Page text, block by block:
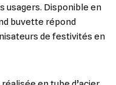
usagers. Disponible en
buvette répond
de festivités en